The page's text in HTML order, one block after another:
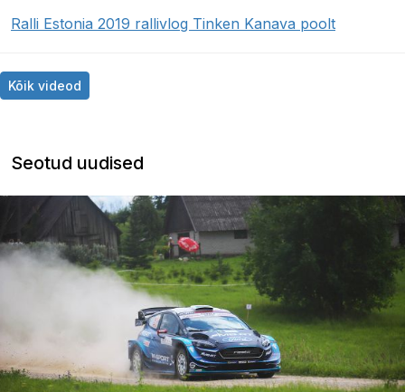
Ralli Estonia 2019 rallivlog Tinken Kanava poolt
Kõik videod
Seotud uudised